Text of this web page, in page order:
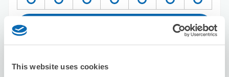
This website uses cookies